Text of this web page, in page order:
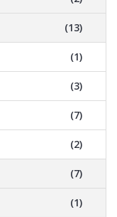
(13)
(1)
(3)
(7)
(2)
(7)
(1)